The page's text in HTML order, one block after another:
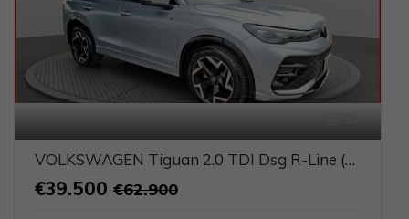
VOLKSWAGEN Tiguan 2.0 TDI Dsg R-Line (FULL LED+NAVI+PELLE)
€39.500 €62.900